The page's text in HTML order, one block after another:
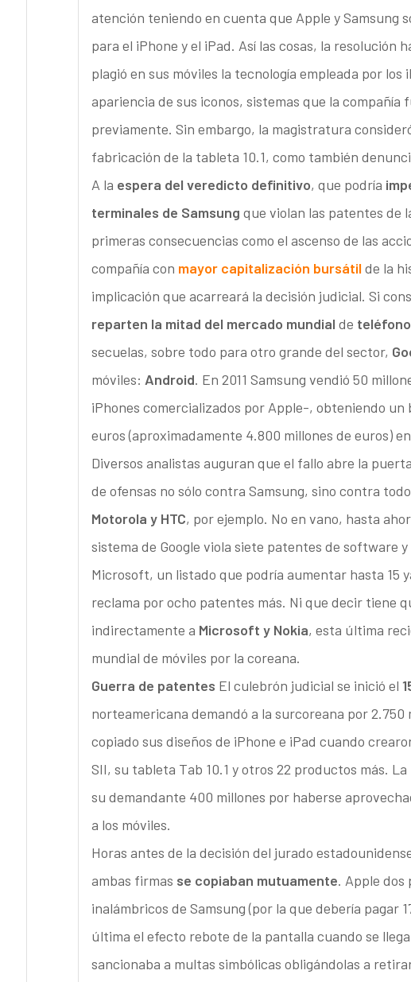
atención teniendo en cuenta que Apple y Samsung
para el iPhone y el iPad. Así las cosas, la
plagió en sus móviles la tecnología empleada por
apariencia de sus iconos, sistemas que la
previamente. Sin embargo, la magistratura
fabricación de la tableta 10.1, como también
A la espera del veredicto definitivo, que podría
terminales de Samsung que violan las patentes de
primeras consecuencias como el ascenso de las
compañía con mayor capitalización bursátilde la
implicación que acarreará la decisión judicial. Si
reparten la mitad del mercado mundial de
secuelas, sobre todo para otro grande del sector,
móviles: Android. En 2011 Samsung vendió 50
iPhones comercializados por Apple-, obteniendo un
euros (aproximadamente 4.800 millones de euros)
Diversos analistas auguran que el fallo abre la
de ofensas no sólo contra Samsung, sino contra
Motorola y HTC, por ejemplo. No en vano, hasta
sistema de Google viola siete patentes de software
Microsoft, un listado que podría aumentar hasta 15
reclama por ocho patentes más. Ni que decir tiene
indirectamente a Microsoft y Nokia, esta última
mundial de móviles por la coreana.
Guerra de patentes El culebrón judicial se inició el
norteamericana demandó a la surcoreana por 2.750
copiado sus diseños de iPhone e iPad cuando
SII, su tableta Tab 10.1 y otros 22 productos más.
su demandante 400 millones por haberse
a los móviles.
Horas antes de la decisión del jurado
ambas firmas se copiaban mutuamente. Apple
inalámbricos de Samsung (por la que debería pagar
última el efecto rebote de la pantalla cuando se
sancionaba a multas simbólicas obligándolas a